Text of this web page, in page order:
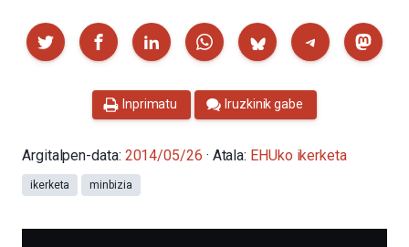
Partekatu
Inprimatu Iruzkinik gabe
Argitalpen-data: 2014/05/26 · Atala: EHUko ikerketa
ikerketa minbizia